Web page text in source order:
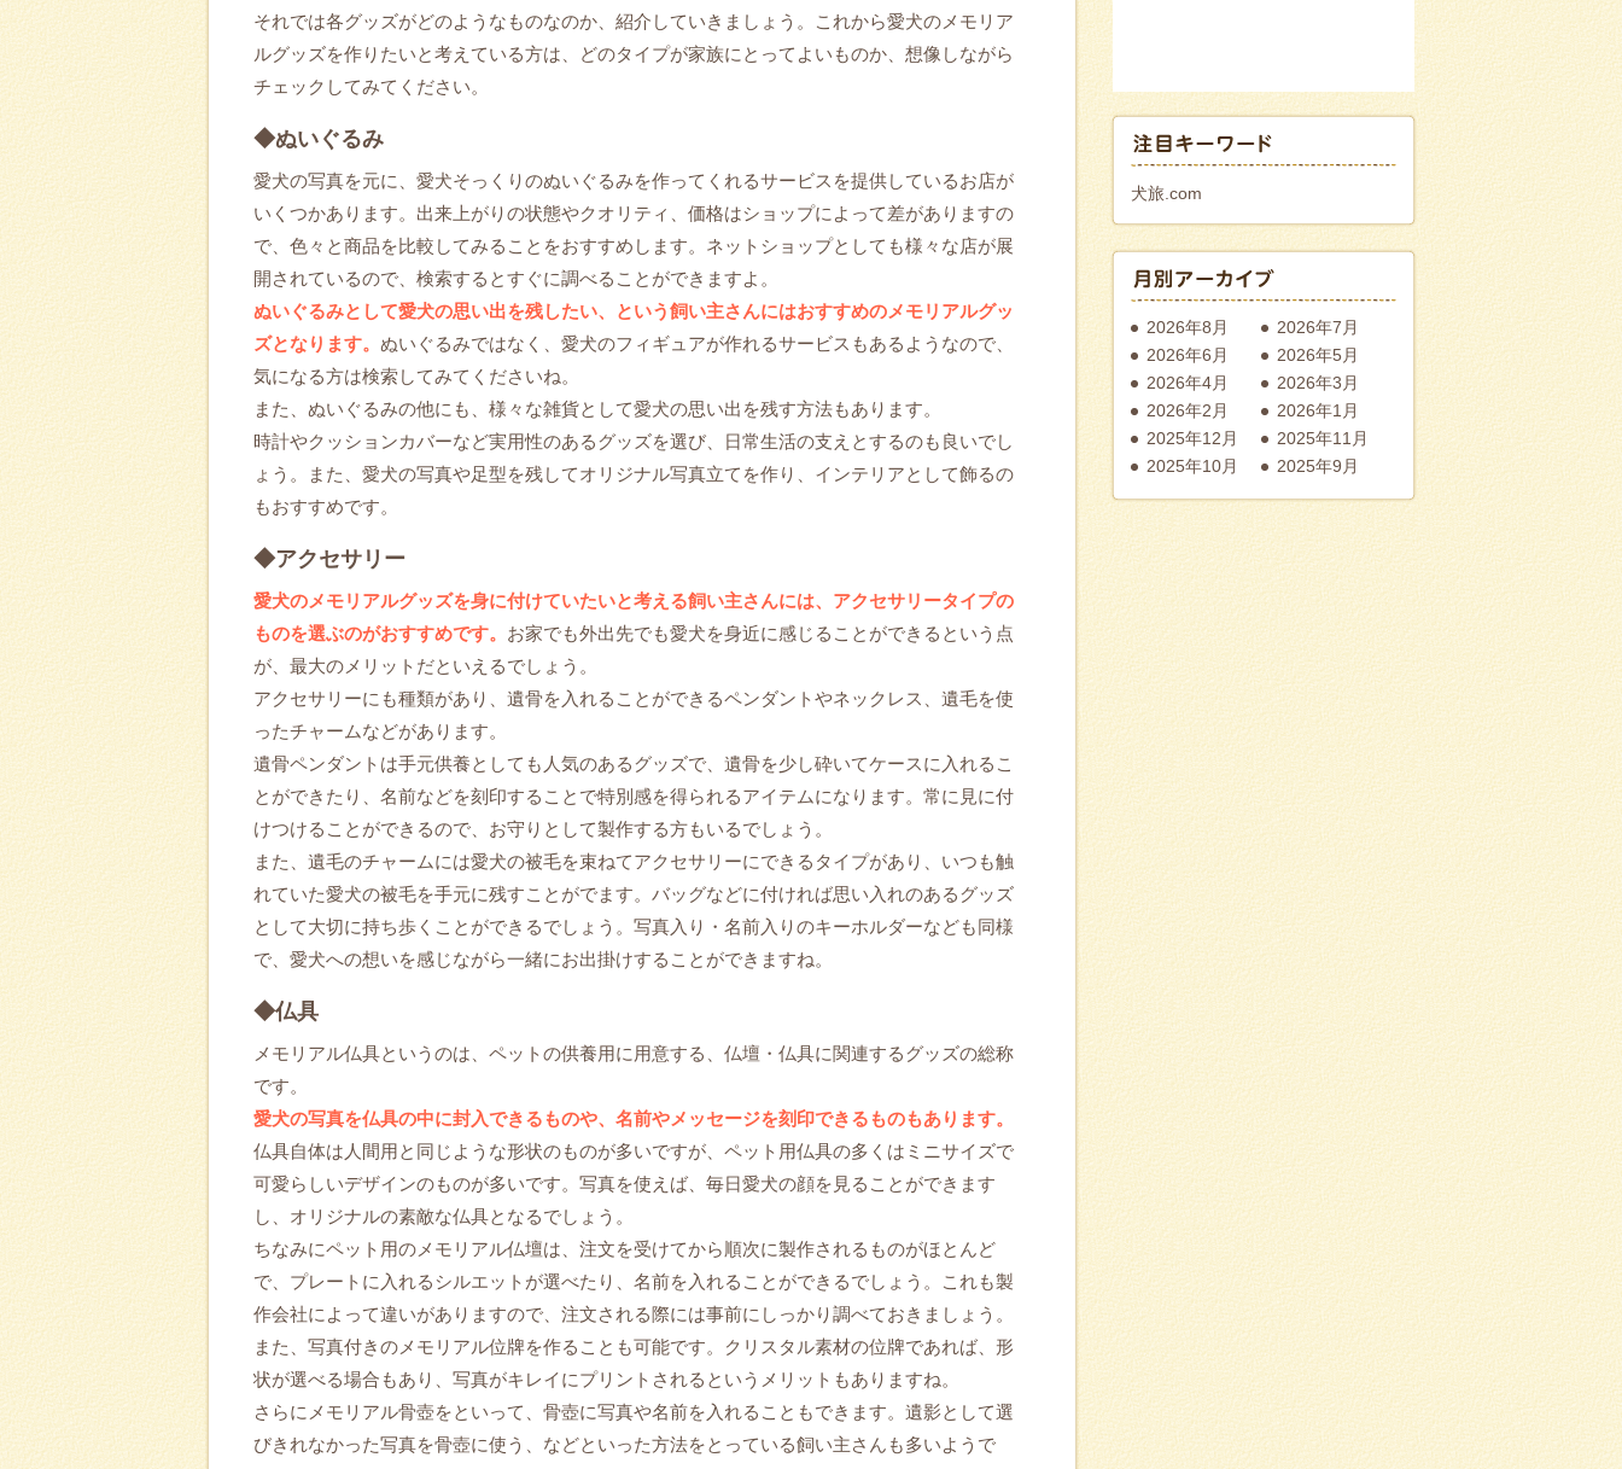
それでは各グッズがどのようなものなのか、紹介していきましょう。これから愛犬のメモリア
ルグッズを作りたいと考えている方は、どのタイプが家族にとってよいものか、想像しながら
チェックしてみてください。
◆ぬいぐるみ
愛犬の写真を元に、愛犬そっくりのぬいぐるみを作ってくれるサービスを提供しているお店が
いくつかあります。出来上がりの状態やクオリティ、価格はショップによって差がありますの
で、色々と商品を比較してみることをおすすめします。ネットショップとしても様々な店が展
開されているので、検索するとすぐに調べることができますよ。
ぬいぐるみとして愛犬の思い出を残したい、という飼い主さんにはおすすめのメモリアルグッ
ズとなります。 ぬいぐるみではなく、愛犬のフィギュアが作れるサービスもあるようなので、
気になる方は検索してみてくださいね。
また、ぬいぐるみの他にも、様々な雑貨として愛犬の思い出を残す方法もあります。
時計やクッションカバーなど実用性のあるグッズを選び、日常生活の支えとするのも良いでし
ょう。また、愛犬の写真や足型を残してオリジナル写真立てを作り、インテリアとして飾るの
もおすすめです。
◆アクセサリー
愛犬のメモリアルグッズを身に付けていたいと考える飼い主さんには、アクセサリータイプの
ものを選ぶのがおすすめです。 お家でも外出先でも愛犬を身近に感じることができるという点
が、最大のメリットだといえるでしょう。
アクセサリーにも種類があり、遺骨を入れることができるペンダントやネックレス、遺毛を使
ったチャームなどがあります。
遺骨ペンダントは手元供養としても人気のあるグッズで、遺骨を少し砕いてケースに入れるこ
とができたり、名前などを刻印することで特別感を得られるアイテムになります。常に見に付
けつけることができるので、お守りとして製作する方もいるでしょう。
また、遺毛のチャームには愛犬の被毛を束ねてアクセサリーにできるタイプがあり、いつも触
れていた愛犬の被毛を手元に残すことがでます。バッグなどに付ければ思い入れのあるグッズ
として大切に持ち歩くことができるでしょう。写真入り・名前入りのキーホルダーなども同様
で、愛犬への想いを感じながら一緒にお出掛けすることができますね。
◆仏具
メモリアル仏具というのは、ペットの供養用に用意する、仏壇・仏具に関連するグッズの総称
です。
愛犬の写真を仏具の中に封入できるものや、名前やメッセージを刻印できるものもあります。
仏具自体は人間用と同じような形状のものが多いですが、ペット用仏具の多くはミニサイズで
可愛らしいデザインのものが多いです。写真を使えば、毎日愛犬の顔を見ることができます
し、オリジナルの素敵な仏具となるでしょう。
ちなみにペット用のメモリアル仏壇は、注文を受けてから順次に製作されるものがほとんど
で、プレートに入れるシルエットが選べたり、名前を入れることができるでしょう。これも製
作会社によって違いがありますので、注文される際には事前にしっかり調べておきましょう。
また、写真付きのメモリアル位牌を作ることも可能です。クリスタル素材の位牌であれば、形
状が選べる場合もあり、写真がキレイにプリントされるというメリットもありますね。
さらにメモリアル骨壺をといって、骨壺に写真や名前を入れることもできます。遺影として選
びきれなかった写真を骨壺に使う、などといった方法をとっている飼い主さんも多いようで
犬旅.com
2026年8月
2026年7月
2026年6月
2026年5月
2026年4月
2026年3月
2026年2月
2026年1月
2025年12月
2025年11月
2025年10月
2025年9月